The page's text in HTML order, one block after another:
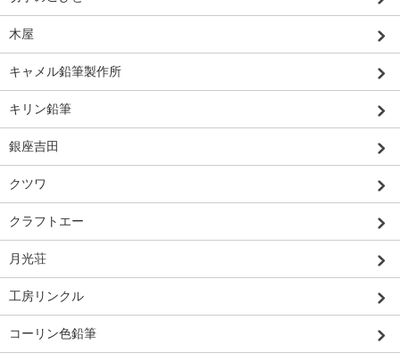
木屋
キャメル鉛筆製作所
キリン鉛筆
銀座吉田
クツワ
クラフトエー
月光荘
工房リンクル
コーリン色鉛筆